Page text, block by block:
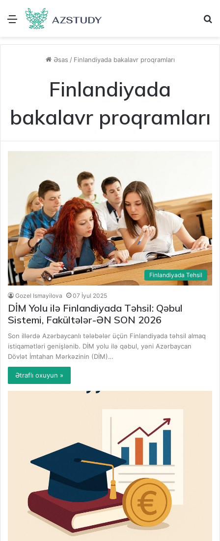
Menu
Əsas / Finlandiyada bakalavr proqramları
Finlandiyada
bakalavr proqramları
Finlandiyada Tehsil
Gozel Ismayilova 07 İyul 2025
DİM Yolu ilə Finlandiyada Təhsil: Qəbul
Sistemi, Fakültələr-ƏN SON 2026
Son illərdə Azərbaycanlı tələbələr üçün Finlandiyada təhsil almaq
istiqamətləri genişlənib. DİM yolu ilə qəbul, yəni Azərbaycan
Dövlət İmtahan Mərkəzinin (DİM)…
Ətraflı oxuyun »